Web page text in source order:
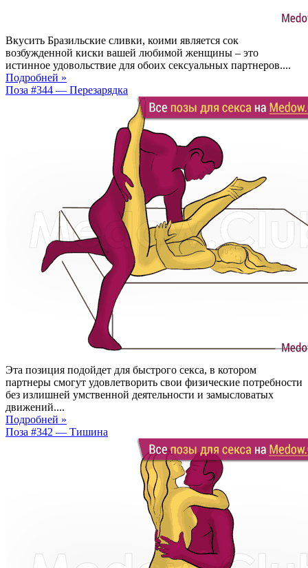
Вкусить Бразильские сливки, коими является сок
возбужденной киски вашей любимой женщины – это
истинное удовольствие для обоих сексуальных партнеров....
Подробней »
Поза #344 — Перезарядка
Эта позиция подойдет для быстрого секса, в котором
партнеры смогут удовлетворить свои физические потребности
без излишней умственной деятельности и замысловатых
движений....
Подробней »
Поза #342 — Тишина